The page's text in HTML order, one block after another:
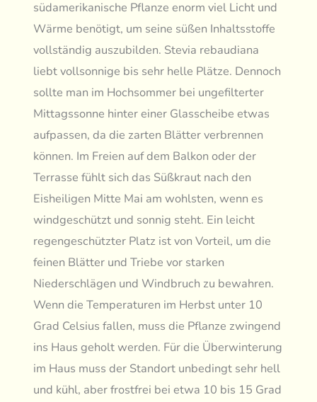
südamerikanische Pflanze enorm viel Licht und
Wärme benötigt, um seine süßen Inhaltsstoffe
vollständig auszubilden. Stevia rebaudiana
liebt vollsonnige bis sehr helle Plätze. Dennoch
sollte man im Hochsommer bei ungefilterter
Mittagssonne hinter einer Glasscheibe etwas
aufpassen, da die zarten Blätter verbrennen
können. Im Freien auf dem Balkon oder der
Terrasse fühlt sich das Süßkraut nach den
Eisheiligen Mitte Mai am wohlsten, wenn es
windgeschützt und sonnig steht. Ein leicht
regengeschützter Platz ist von Vorteil, um die
feinen Blätter und Triebe vor starken
Niederschlägen und Windbruch zu bewahren.
Wenn die Temperaturen im Herbst unter 10
Grad Celsius fallen, muss die Pflanze zwingend
ins Haus geholt werden. Für die Überwinterung
im Haus muss der Standort unbedingt sehr hell
und kühl, aber frostfrei bei etwa 10 bis 15 Grad